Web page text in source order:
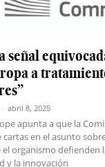
señal
a
- abril 8, 2025
apunta a que la
cartas en el asunto
organismo defienden
y la innovación